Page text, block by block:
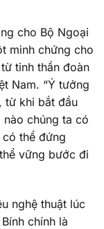
cho Bộ Ngoại
minh chứng cho
tinh thần đoàn
Nam. “Ý tưởng
từ khi bắt đầu
chúng ta có
thể đứng
vững bước đi
nghệ thuật lúc
chính là